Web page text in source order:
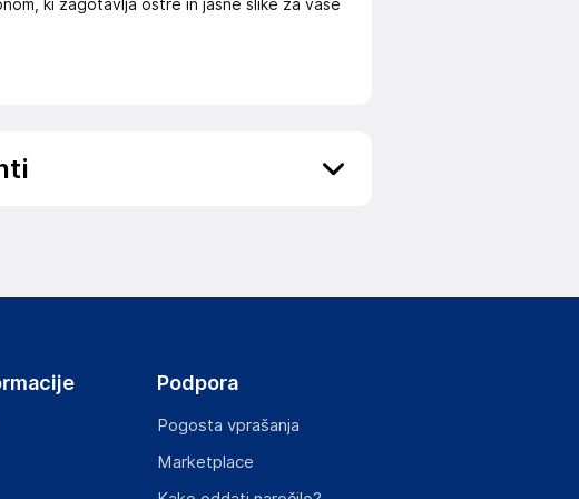
ki zagotavlja ostre in jasne slike za vaše
izdelka z zahtevanimi predpisi.
Podpora
Pogosta vprašanja
Marketplace